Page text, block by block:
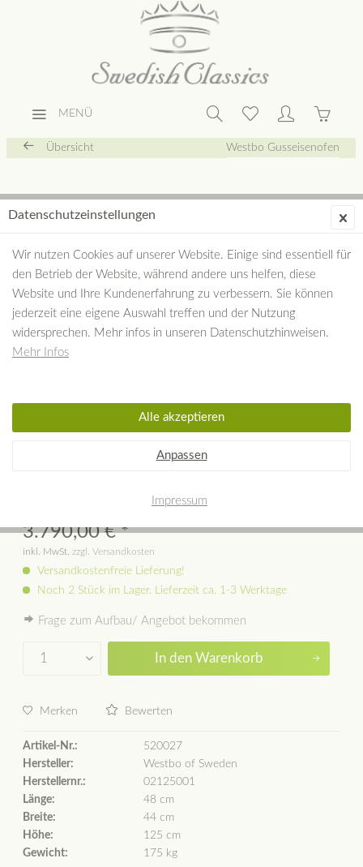
MENÜ
Übersicht Westbo Gusseisenofen
3.790,00 € *
inkl. MwSt. zzgl. Versandkosten
Versandkostenfreie Lieferung!
Noch 2 Stück im Lager. Lieferzeit ca. 1-3 Werktage
Frage zum Aufbau/ Angebot bekommen
In den Warenkorb
Merken Bewerten
Artikel-Nr.:
520027
Hersteller:
Westbo of Sweden
Herstellernr.:
02125001
Länge:
48 cm
Breite:
44 cm
Höhe:
125 cm
Gewicht:
175 kg
Datenschutzeinstellungen
Wir nutzen Cookies auf unserer Website. Einige sind essentiell für
den Betrieb der Website, während andere uns helfen, diese
Website und Ihre Kundenerfahrung zu verbessern. Sie können
jederzeit eine eigene Auswahl treffen und der Nutzung
widersprechen. Mehr infos in unseren Datenschutzhinweisen.
Mehr Infos
Anpassen
Alle akzeptieren
Impressum